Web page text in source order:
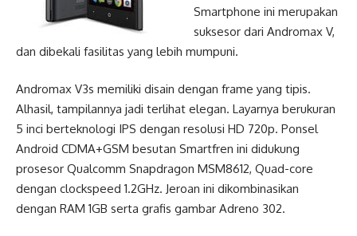
Smartphone ini merupakan
suksesor dari Andromax V,
dan dibekali fasilitas yang lebih mumpuni.
Andromax V3s memiliki disain dengan frame yang tipis.
Alhasil, tampilannya jadi terlihat elegan. Layarnya berukuran
5 inci berteknologi IPS dengan resolusi HD 720p. Ponsel
Android CDMA+GSM besutan Smartfren ini didukung
prosesor Qualcomm Snapdragon MSM8612, Quad-core
dengan clockspeed 1.2GHz. Jeroan ini dikombinasikan
dengan RAM 1GB serta grafis gambar Adreno 302.